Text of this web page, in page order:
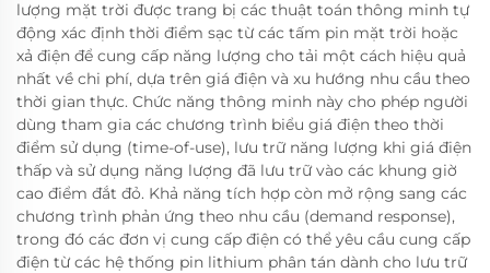
lượng mặt trời được trang bị các thuật toán thông minh tự
động xác định thời điểm sạc từ các tấm pin mặt trời hoặc
xả điện để cung cấp năng lượng cho tải một cách hiệu quả
nhất về chi phí, dựa trên giá điện và xu hướng nhu cầu theo
thời gian thực. Chức năng thông minh này cho phép người
dùng tham gia các chương trình biểu giá điện theo thời
điểm sử dụng (time-of-use), lưu trữ năng lượng khi giá điện
thấp và sử dụng năng lượng đã lưu trữ vào các khung giờ
cao điểm đắt đỏ. Khả năng tích hợp còn mở rộng sang các
chương trình phản ứng theo nhu cầu (demand response),
trong đó các đơn vị cung cấp điện có thể yêu cầu cung cấp
điện từ các hệ thống pin lithium phân tán dành cho lưu trữ